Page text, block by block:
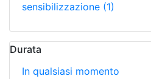
sensibilizzazione (1)
Durata
In qualsiasi momento